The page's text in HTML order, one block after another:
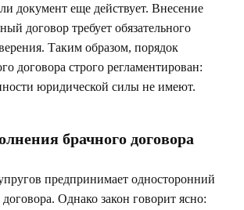
документ еще действует. Внесение
договор требует обязательного
Таким образом, порядок
договора строго регламентирован:
юридической силы не имеют.
брачного договора
предпринимает односторонний
договора. Однако закон говорит ясно: